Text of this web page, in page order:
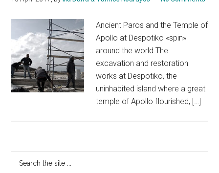
Ancient Paros and the Temple of
Apollo at Despotiko «spin»
around the world The
excavation and restoration
works at Despotiko, the
uninhabited island where a great
temple of Apollo flourished, […]
Primary